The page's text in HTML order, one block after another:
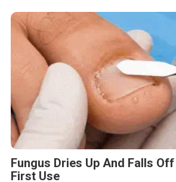
Fungus Dries Up And Falls
First Use